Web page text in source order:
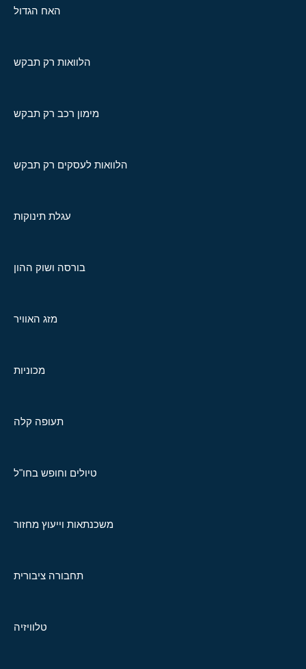
האח הגדול
הלוואות רק תבקש
מימון רכב רק תבקש
הלוואות לעסקים רק תבקש
עגלת תינוקות
בורסה ושוק ההון
מזג האוויר
מכוניות
תעופה קלה
טיולים וחופש בחו"ל
משכנתאות וייעוץ מחזור
תחבורה ציבורית
טלוויזיה